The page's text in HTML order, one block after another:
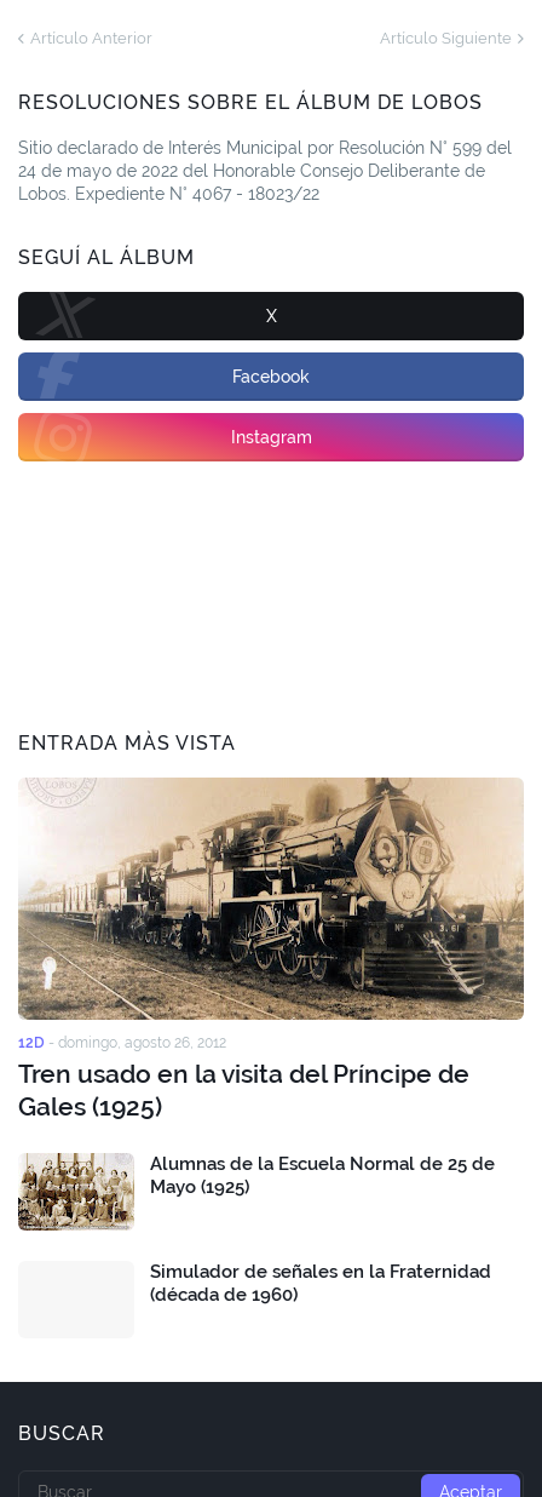
Artículo Anterior Artículo Siguiente
RESOLUCIONES SOBRE EL ÁLBUM DE LOBOS
Sitio declarado de Interés Municipal por Resolución N° 599 del
24 de mayo de 2022 del Honorable Consejo Deliberante de
Lobos. Expediente N° 4067 - 18023/22
SEGUÍ AL ÁLBUM
X
Facebook
Instagram
ENTRADA MÀS VISTA
12D - domingo, agosto 26, 2012
Tren usado en la visita del Príncipe de
Gales (1925)
Alumnas de la Escuela Normal de 25 de
Mayo (1925)
Simulador de señales en la Fraternidad
(década de 1960)
BUSCAR